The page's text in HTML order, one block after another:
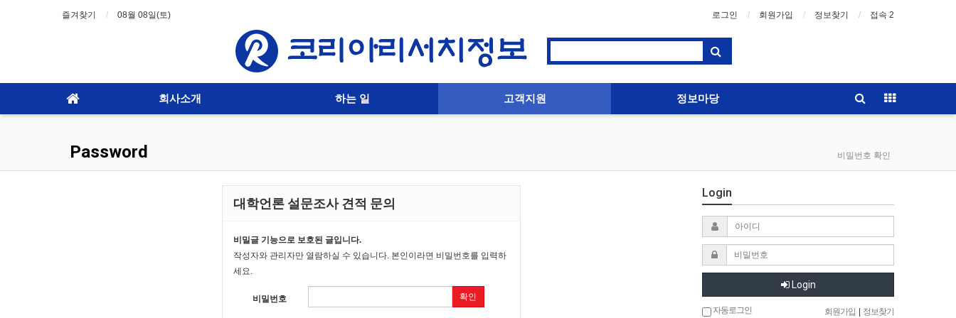
즐겨찾기 08월 08일(토) 로그인 회원가입 정보찾기 접속 2
회사소개 하는 일 고객지원 정보마당
Password 비밀번호 확인
대학언론 설문조사 견적 문의
비밀글 기능으로 보호된 글입니다.
작성자와 관리자만 열람하실 수 있습니다. 본인이라면 비밀번호를 입력하
세요.
비밀번호 확인
Login
Login
자동로그인 회원가입 정보찾기